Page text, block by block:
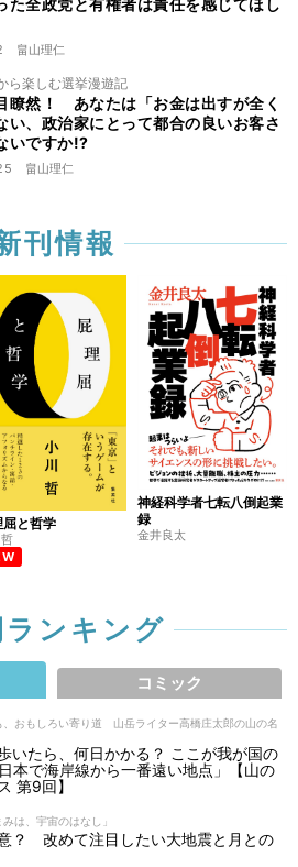
畠山理仁
ら楽しむ選挙漫遊記
瞭然！ あなたは「お金は出すが全く
い、政治家にとって都合の良いお客さ
いですか!?
畠山理仁
刊情報
屈と哲学
神経科学者七転八倒起業
録
金井良太
ランキング
コミック
、おもしろい寄り道 山岳ライター高橋庄太郎の山の名
いたら、何日かかる？ ここが我が国の
本で海岸線から一番遠い地点」【山の
第9回】
は、宇宙のはなし」
？ 改めて注目したい大地震と月との